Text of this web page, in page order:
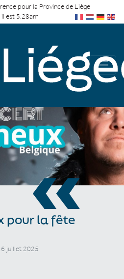
pour la Province de Liège
est 5:28am
«
pour la fête
juillet 2025